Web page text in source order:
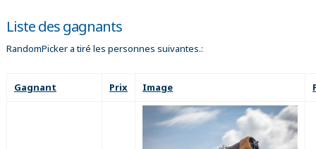
Liste des gagnants
RandomPicker a tiré les personnes suivantes.:
Gagnant Prix Image